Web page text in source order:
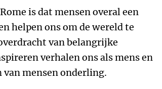
is dat mensen overal een
helpen ons om de wereld te
van belangrijke
verhalen ons als mens en
mensen onderling.